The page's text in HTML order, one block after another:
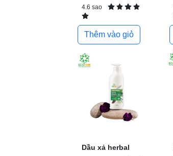
4.6 sao
Thêm vào giỏ
Dầu xả herbal